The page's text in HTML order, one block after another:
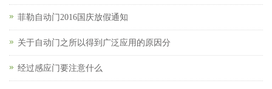
菲勒自动门2016国庆放假通知
关于自动门之所以得到广泛应用的原因分
经过感应门要注意什么